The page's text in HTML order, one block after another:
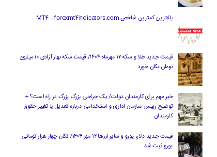
بالاترین کمترین شاخص MT4 – forexmt4indicators.com
قیمت جدید طلا و سکه ۱۲ مهرماه ۱۴۰۴/ قیمت سکه بهار آزادی ۱۰ میلیون
تومان تکان خورد
خبر مهم برای کارمندان دولت/ یک جراحی بزرگ بزرگ در راه است؟ +
توضیح رییس سازمان اداری و استخدامی درباره تعدیل یا تغییر حقوق
کارمندان
قیمت جدید دلار، یورو و سایر ارزها ۱۲ مهر ۱۴۰۴/ تکان چهار هزار تومانی
یورو ثبت شد